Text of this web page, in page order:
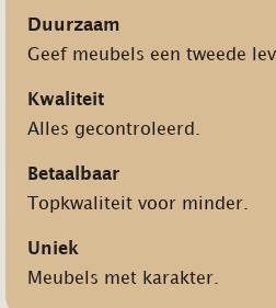
Duurzaam
Geef meubels een tweede
Kwaliteit
Alles gecontroleerd.
Betaalbaar
Topkwaliteit voor minder.
Uniek
Meubels met karakter.